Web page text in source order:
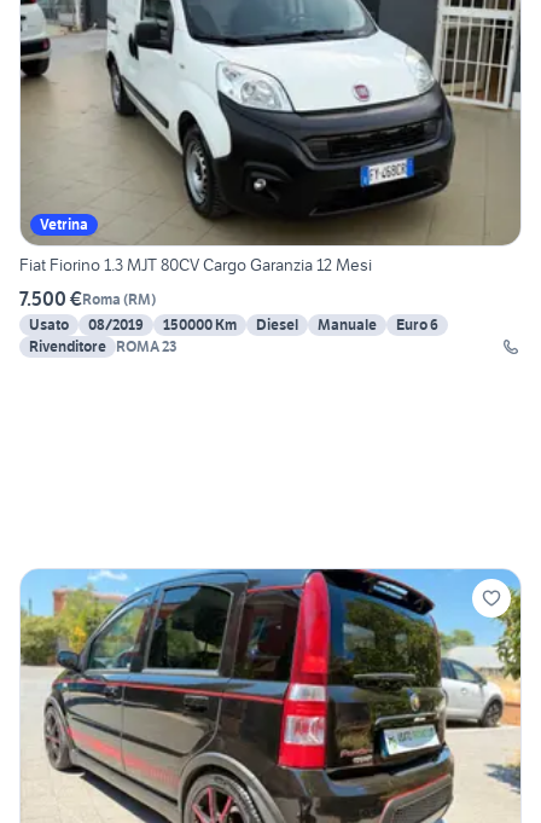
Vetrina
Fiat Fiorino 1.3 MJT 80CV Cargo Garanzia 12 Mesi
7.500 €Roma (RM)
Usato
08/2019 150000 Km Diesel Manuale
Euro 6
Rivenditore ROMA 23